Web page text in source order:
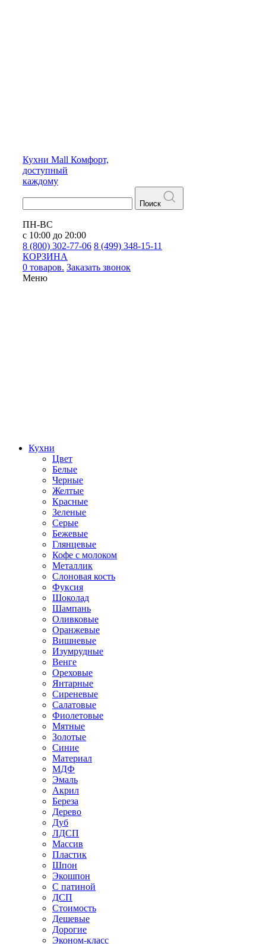
Кухни Mall Комфорт,
доступный
каждому
Поиск
ПН-ВС
с 10:00 до 20:00
8 (800) 302-77-06 8 (499) 348-15-11
КОРЗИНА
0 товаров. Заказать звонок
Меню
Кухни
Цвет
Белые
Черные
Желтые
Красные
Зеленые
Серые
Бежевые
Глянцевые
Кофе с молоком
Металлик
Слоновая кость
Фуксия
Шоколад
Шампань
Оливковые
Оранжевые
Вишневые
Изумрудные
Венге
Ореховые
Янтарные
Сиреневые
Салатовые
Фиолетовые
Мятные
Золотые
Синие
Материал
МДФ
Эмаль
Акрил
Береза
Дерево
Дуб
ЛДСП
Массив
Пластик
Шпон
Экошпон
С патиной
ДСП
Стоимость
Дешевые
Дорогие
Эконом-класс